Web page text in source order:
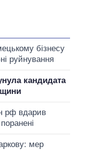
бізнесу
руйнування
кандидата
рф вдарив
мер